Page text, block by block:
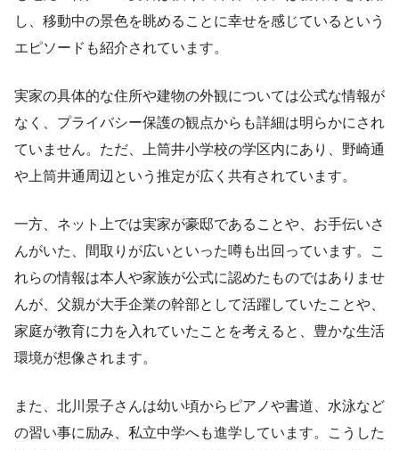
し、移動中の景色を眺めることに幸せを感じているという
エピソードも紹介されています。
実家の具体的な住所や建物の外観については公式な情報が
なく、プライバシー保護の観点からも詳細は明らかにされ
ていません。ただ、上筒井小学校の学区内にあり、野崎通
や上筒井通周辺という推定が広く共有されています。
一方、ネット上では実家が豪邸であることや、お手伝いさ
んがいた、間取りが広いといった噂も出回っています。こ
れらの情報は本人や家族が公式に認めたものではありませ
んが、父親が大手企業の幹部として活躍していたことや、
家庭が教育に力を入れていたことを考えると、豊かな生活
環境が想像されます。
また、北川景子さんは幼い頃からピアノや書道、水泳など
の習い事に励み、私立中学へも進学しています。こうした